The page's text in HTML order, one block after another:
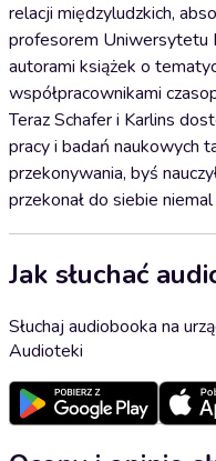
relacji międzyludzkich,
profesorem Uniwersytetu
autorami książek o
współpracownikami
Teraz Schafer i Karlins
pracy i badań naukowych
przekonywania, byś
przekonał do siebie
Jak słuchać
Słuchaj audiobooka na
Audioteki